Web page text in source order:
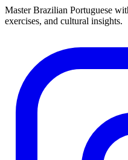
Master Brazilian Portuguese
exercises, and cultural insights.